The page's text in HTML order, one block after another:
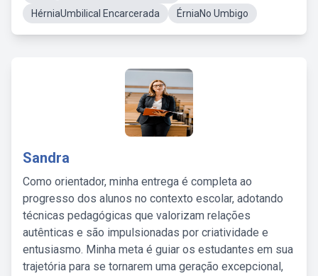
HérniaUmbilical Encarcerada
ÉrniaNo Umbigo
Sandra
Como orientador, minha entrega é completa ao
progresso dos alunos no contexto escolar, adotando
técnicas pedagógicas que valorizam relações
autênticas e são impulsionadas por criatividade e
entusiasmo. Minha meta é guiar os estudantes em sua
trajetória para se tornarem uma geração excepcional,